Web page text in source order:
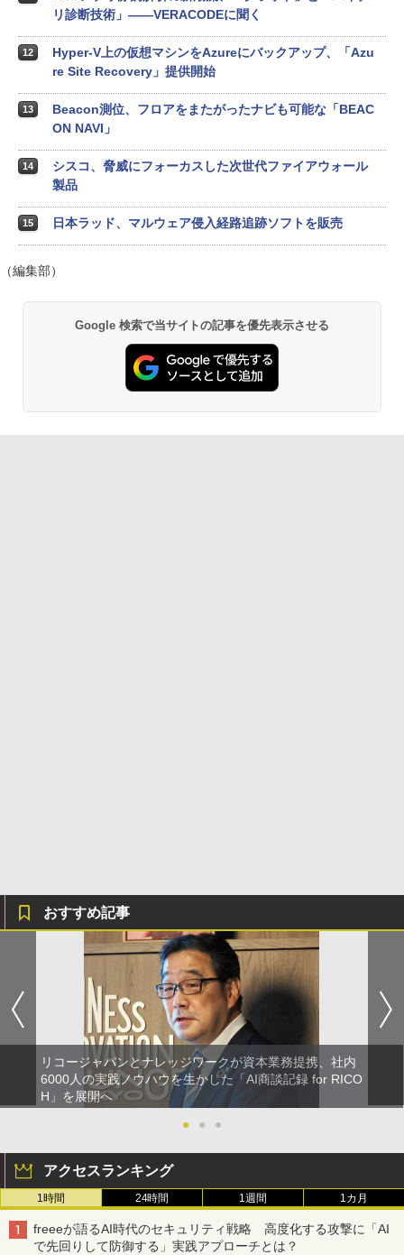
リ診断技術」――VERACODEに聞く
12
Hyper-V上の仮想マシンをAzureにバックアップ、「Azu
re Site Recovery」提供開始
13
Beacon測位、フロアをまたがったナビも可能な「BEAC
ON NAVI」
14
シスコ、脅威にフォーカスした次世代ファイアウォール
製品
15 日本ラッド、マルウェア侵入経路追跡ソフトを販売
（編集部）
Google 検索で当サイトの記事を優先表示させる
おすすめ記事
リコージャパンとナレッジワークが資本業務提携、社内
6000人の実践ノウハウを生かした「AI商談記録 for RICO
H」を展開へ
●
● ●
アクセスランキング
1時間 24時間 1週間 1カ月
freeeが語るAI時代のセキュリティ戦略 高度化する攻撃に「AI
で先回りして防御する」実践アプローチとは？